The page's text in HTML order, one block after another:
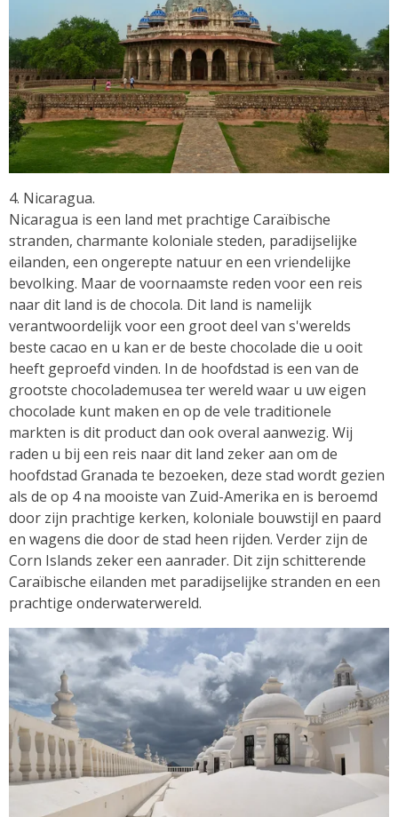
4. Nicaragua.
Nicaragua is een land met prachtige Caraïbische
stranden, charmante koloniale steden, paradijselijke
eilanden, een ongerepte natuur en een vriendelijke
bevolking. Maar de voornaamste reden voor een reis
naar dit land is de chocola. Dit land is namelijk
verantwoordelijk voor een groot deel van s'werelds
beste cacao en u kan er de beste chocolade die u ooit
heeft geproefd vinden. In de hoofdstad is een van de
grootste chocolademusea ter wereld waar u uw eigen
chocolade kunt maken en op de vele traditionele
markten is dit product dan ook overal aanwezig. Wij
raden u bij een reis naar dit land zeker aan om de
hoofdstad Granada te bezoeken, deze stad wordt gezien
als de op 4 na mooiste van Zuid-Amerika en is beroemd
door zijn prachtige kerken, koloniale bouwstijl en paard
en wagens die door de stad heen rijden. Verder zijn de
Corn Islands zeker een aanrader. Dit zijn schitterende
Caraïbische eilanden met paradijselijke stranden en een
prachtige onderwaterwereld.